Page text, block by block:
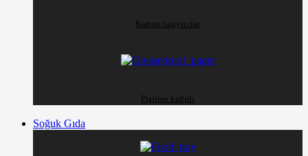
Karton taşıyıcılar
Pişirme kağıdı
Soğuk Gıda